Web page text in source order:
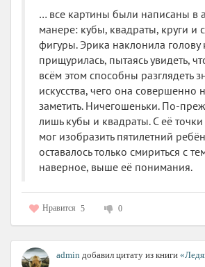
… все картины были написаны в
манере: кубы, квадраты, круги и
фигуры. Эрика наклонила голову
прищурилась, пытаясь увидеть,
всём этом способны разглядеть
искусства, чего она совершенно
заметить. Ничегошеньки. По-
лишь кубы и квадраты. С её
мог изобразить пятилетний
оставалось только смириться с
наверное, выше её понимания.
Нравится 5 0
admin добавил цитату из книги